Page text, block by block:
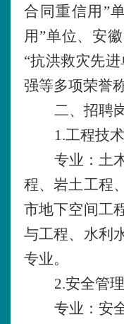
合同重信用”
用”单位、安
“抗洪救灾先
强等多项荣誉
二、招聘
1.工程技
专业：土
程、岩土工程
市地下空间工
与工程、水利
专业。
2.安全管
专业：安